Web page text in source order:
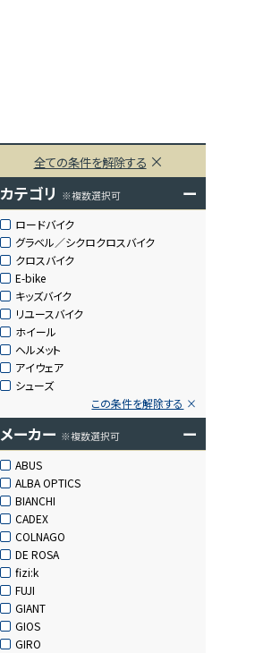
全ての条件を解除する
カテゴリ ※複数選択可 ー
ロードバイク
グラベル／シクロクロスバイク
クロスバイク
E-bike
キッズバイク
リユースバイク
ホイール
ヘルメット
アイウェア
シューズ
この条件を解除する
メーカー ※複数選択可 ー
ABUS
ALBA OPTICS
BIANCHI
CADEX
COLNAGO
DE ROSA
fizi:k
FUJI
GIANT
GIOS
GIRO